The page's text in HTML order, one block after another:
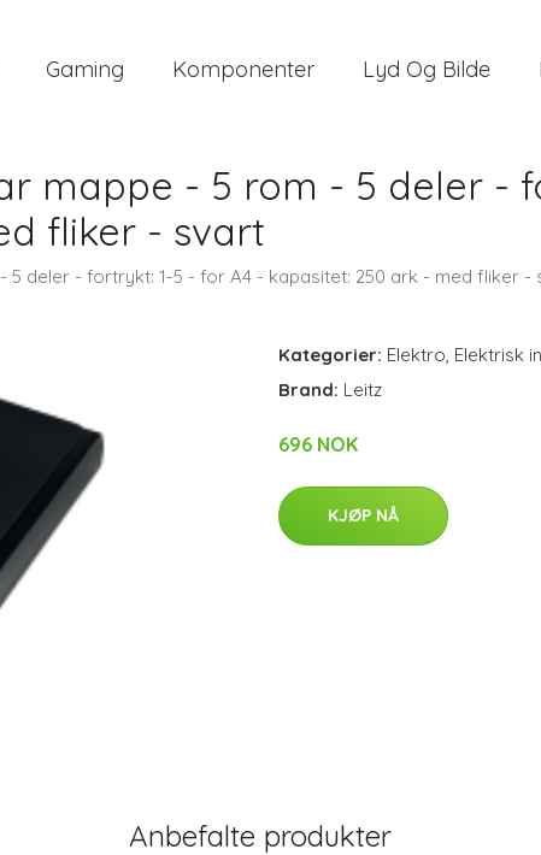
Gaming Komponenter Lyd Og Bilde
mappe - 5 rom - 5 deler -
fliker - svart
5 deler - fortrykt: 1-5 - for A4 - kapasitet: 250 ark - med fliker -
Kategorier: Elektro, Elektrisk
Brand: Leitz
696 NOK
KJØP NÅ
Anbefalte produkter